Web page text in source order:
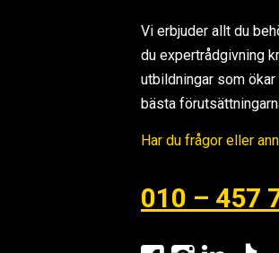
Vi erbjuder allt du
du expertrådgivning
utbildningar som
bästa
Har du frågor eller
010 – 457